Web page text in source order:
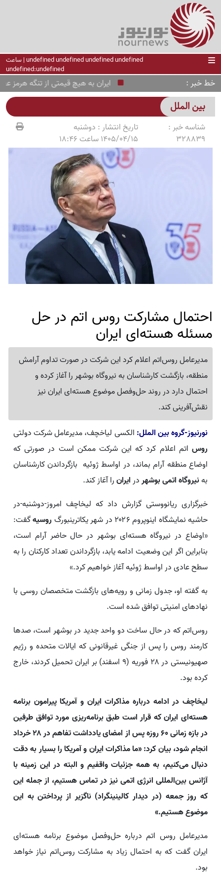
undefined undefined undefined undefined | ساعت
undefined:undefined
خط خبر ایران به هیچ قیمتی از تنگه هرمز عقب
بین الملل
شناسه خبر :
328839
تاریخ انتشار : دوشنبه
1405/04/15 ساعت 18:46
احتمال مشارکت روس اتم در حل‌
مسئله هسته‌ای ایران
مدیرعامل روس‌اتم اعلام کرد این شرکت در صورت تداوم آرامش
منطقه، بازگشت کارشناسان به نیروگاه بوشهر را آغاز کرده و
احتمال دارد در روند حل‌وفصل موضوع هسته‌ای ایران نیز
نقش‌آفرینی کند.
نورنیوز-گروه بین الملل: الکسی لیاخچف، مدیرعامل شرکت دولتی
روس اتم اعلام کرد که این شرکت ممکن است در صورتی که
اوضاع منطقه آرام بماند، در اواسط ژوئیه بازگرداندن کارشناسان
بهنیروگاه اتمی بوشهردرایرانرا آغاز کند.
خبرگزاری ریانووستی گزارش داد که لیخاچف امروز-دوشنبه-در
حاشیه نمایشگاه اینوپروم ۲۰۲۶ در شهر یکاترینبورگ
روسیهگفت:
«اوضاع در نیروگاه هسته‌ای بوشهر در حال حاضر آرام است،
بنابراین اگر این وضعیت ادامه یابد، بازگرداندن تعداد کارکنان را به
سطح عادی در اواسط ژوئیه آغاز خواهیم کرد.»
به گفته او، جدول زمانی و رویه‌های بازگشت متخصصان روسی با
نهادهای امنیتی توافق شده است.
روس‌اتم که در حال ساخت دو واحد جدید در بوشهر است، صدها
کارمند روس را پس از جنگی غیرقانونی که ایالات متحده و رژیم
صهیونیستی در ۲۸ فوریه (۹ اسفند) بر ایران تحمیل کردند، خارج
کرده بود.
لیخاچف در ادامه درباره مذاکرات ایران و آمریکا پیرامون برنامه
هسته‌ای ایران که قرار است طبق برنامه‌ریزی مورد توافق طرفین
در بازه زمانی ۶۰ روزه پس از امضای یادداشت تفاهم در ۲۸ خرداد
انجام شود، بیان کرد: «ما مذاکرات ایران و آمریکا را بسیار به دقت
دنبال می‌کنیم، به همه جزئیات واقفیم و البته در این زمینه با
آژانس بین‌المللی انرژی اتمی نیز در تماس هستیم، از جمله این
که روز جمعه (در دیدار کالینینگراد) ناگزیر از پرداختن به این
موضوع هستیم.»
مدیرعامل روس اتم درباره حل‌وفصل موضوع برنامه هسته‌ای
ایران گفت که به احتمال زیاد به مشارکت روس‌اتم نیاز خواهد
بود.